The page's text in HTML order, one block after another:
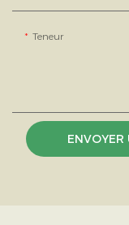
Teneur